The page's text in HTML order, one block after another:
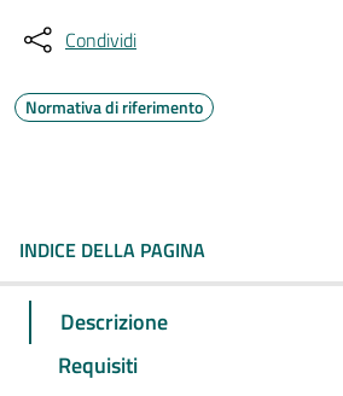
Condividi
Normativa di riferimento
INDICE DELLA PAGINA
Descrizione
Requisiti